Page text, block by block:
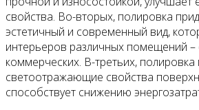
свойства. Во-вторых, полировка
эстетичный и современный вид,
интерьеров различных помещений –
коммерческих. В-третьих, полировка
светоотражающие свойства
способствует снижению